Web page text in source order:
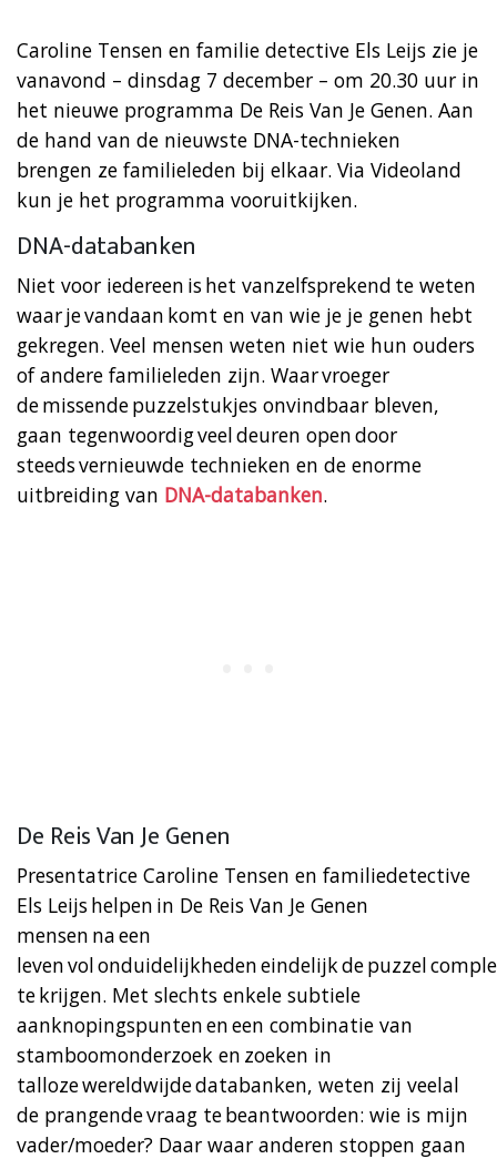
Caroline Tensen en familie detective Els Leijs zie je
vanavond – dinsdag 7 december – om 20.30 uur in
het nieuwe programma De Reis Van Je Genen. Aan
de hand van de nieuwste DNA-technieken
brengen ze familieleden bij elkaar. Via Videoland
kun je het programma vooruitkijken.
DNA-databanken
Niet voor iedereen is het vanzelfsprekend te weten
waar je vandaan komt en van wie je je genen hebt
gekregen. Veel mensen weten niet wie hun ouders
of andere familieleden zijn. Waar vroeger
de missende puzzelstukjes onvindbaar bleven,
gaan tegenwoordig veel deuren open door
steeds vernieuwde technieken en de enorme
uitbreiding van DNA-databanken.
De Reis Van Je Genen
Presentatrice Caroline Tensen en familiedetective
Els Leijs helpen in De Reis Van Je Genen
mensen na een
leven vol onduidelijkheden eindelijk de puzzel
te krijgen. Met slechts enkele subtiele
aanknopingspunten en een combinatie van
stamboomonderzoek en zoeken in
talloze wereldwijde databanken, weten zij veelal
de prangende vraag te beantwoorden: wie is mijn
vader/moeder? Daar waar anderen stoppen gaan